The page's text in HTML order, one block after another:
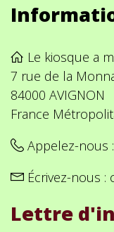
Le kiosque a
7 rue de la
84000 AVIGNON
France
Appelez-nous :
Écrivez-nous :
Lettre